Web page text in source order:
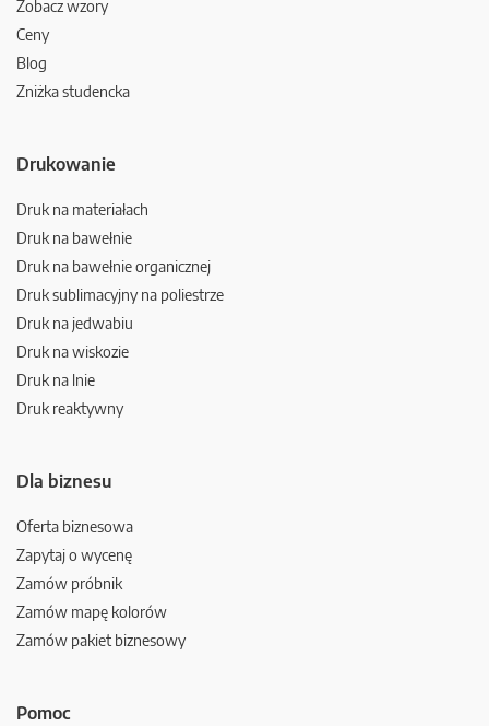
Zobacz wzory
Ceny
Blog
Zniżka studencka
Drukowanie
Druk na materiałach
Druk na bawełnie
Druk na bawełnie organicznej
Druk sublimacyjny na poliestrze
Druk na jedwabiu
Druk na wiskozie
Druk na lnie
Druk reaktywny
Dla biznesu
Oferta biznesowa
Zapytaj o wycenę
Zamów próbnik
Zamów mapę kolorów
Zamów pakiet biznesowy
Pomoc